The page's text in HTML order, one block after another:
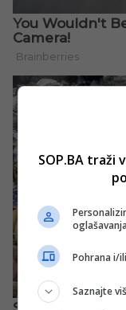
SOP.BA traži
Pohrana i/
Saznajte